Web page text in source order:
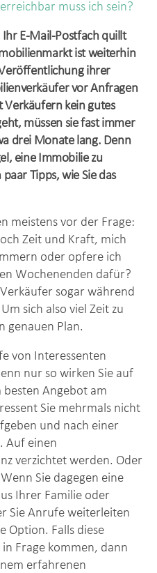
Ihr E-Mail-Postfach quillt
ist weiterhin
ihrer
vor Anfragen
kein gutes
müssen sie fast immer
drei Monate lang. Denn
eine Immobilie zu
Tipps, wie Sie das
meistens vor der Frage:
Zeit und Kraft, mich
oder opfere ich
Wochenenden dafür?
sogar während
sich also viel Zeit zu
genauen Plan.
von Interessenten
nur so wirken Sie auf
Angebot am
Sie mehrmals nicht
und nach einer
Auf einen
verzichtet werden. Oder
Sie dagegen eine
Ihrer Familie oder
Sie Anrufe weiterleiten
Option. Falls diese
Frage kommen, dann
erfahrenen